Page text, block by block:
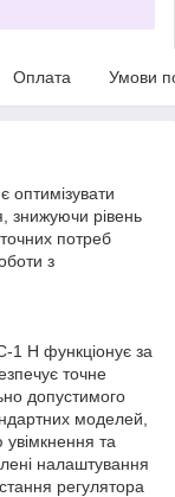
Оплата Умови
оптимізувати
знижуючи рівень
потреб
з
1 Н функціонує за
точне
допустимого
моделей,
та
налаштування
регулятора